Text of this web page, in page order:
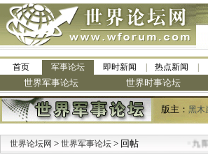
首页 军事论坛 即时新闻 热点新闻
世界军事论坛 世界时事论坛
版主： 黑木
世界论坛网 > 世界军事论坛 > 回帖 九阳